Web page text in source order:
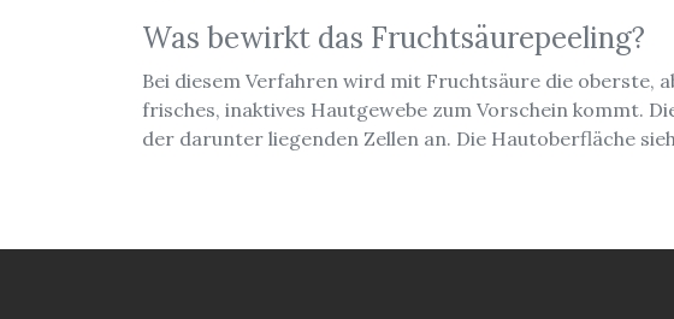
Was bewirkt das Fruchtsäurepeeling?
Bei diesem Verfahren wird mit Fruchtsäure die
frisches, inaktives Hautgewebe zum Vorschein kommt.
der darunter liegenden Zellen an. Die Hautoberfläche